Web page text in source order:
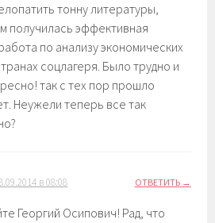
тонну литературы,
получилась эффективная
по анализу экономических
соцлагеря. Было трудно и
так с тех пор прошло
Неужели теперь все так
в 08:08 ОТВЕТИТЬ
Георгий Осипович! Рад, что